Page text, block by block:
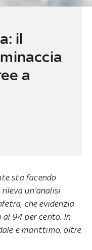
il
a
sta facendo
rileva un'analisi
che evidenzia
94 per cento. In
e marittimo, oltre